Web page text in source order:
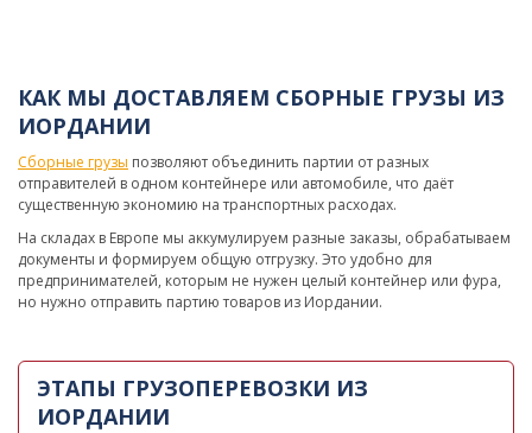
КАК МЫ ДОСТАВЛЯЕМ СБОРНЫЕ ГРУЗЫ ИЗ
ИОРДАНИИ
Сборные грузы позволяют объединить партии от разных
отправителей в одном контейнере или автомобиле, что даёт
существенную экономию на транспортных расходах.
На складах в Европе мы аккумулируем разные заказы, обрабатываем
документы и формируем общую отгрузку. Это удобно для
предпринимателей, которым не нужен целый контейнер или фура,
но нужно отправить партию товаров из Иордании.
ЭТАПЫ ГРУЗОПЕРЕВОЗКИ ИЗ
ИОРДАНИИ